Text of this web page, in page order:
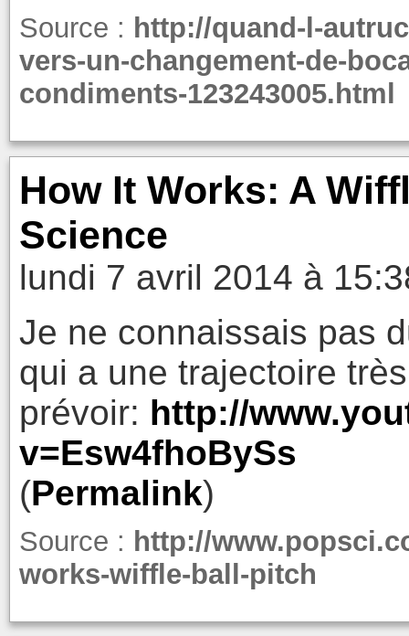
Source : http://quand-l-
vers-un-changement-de-
condiments-123243005.html
How It Works: A
Science
lundi 7 avril 2014 à
Je ne connaissais pas
qui a une trajectoire
prévoir: http://
v=Esw4fhoBySs
(Permalink)
Source : http://
works-wiffle-ball-pitch